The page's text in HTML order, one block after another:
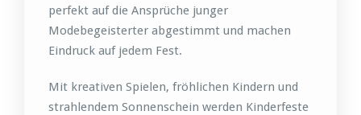
perfekt auf die Ansprüche junger
Modebegeisterter abgestimmt und machen
Eindruck auf jedem Fest.
Mit kreativen Spielen, fröhlichen Kindern und
strahlendem Sonnenschein werden Kinderfeste